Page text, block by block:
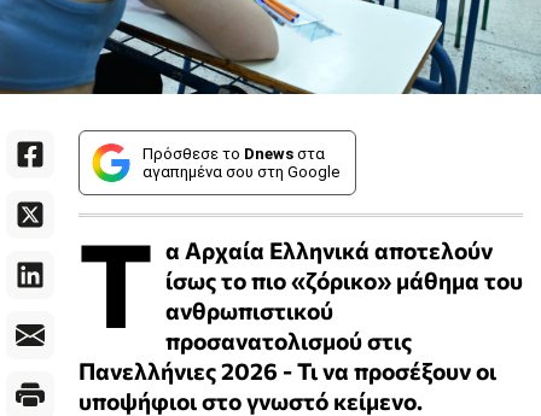
Πρόσθεσε το Dnews στα
αγαπημένα σου στη Google
Τ α Αρχαία Ελληνικά αποτελούν
ίσως το πιο «ζόρικο» μάθημα του
ανθρωπιστικού
προσανατολισμού στις
Πανελλήνιες 2026 - Τι να προσέξουν οι
υποψήφιοι στο γνωστό κείμενο.